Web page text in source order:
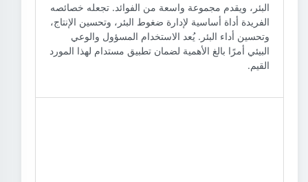
البئر، ويقدم مجموعة واسعة من الفوائد. تجعله خصائصه
الفريدة أداة أساسية لإدارة ضغوط البئر، وتحسين الإنتاج،
وتحسين أداء البئر. يُعد الاستخدام المسؤول والوعي
البيئي أمرًا بالغ الأهمية لضمان تطبيق مستدام لهذا المورد
القيم.